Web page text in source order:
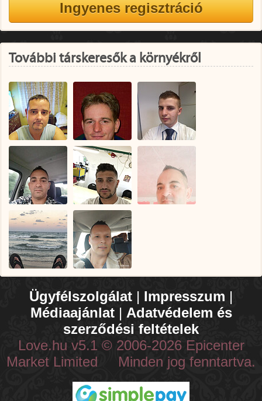
További társkeresők a környékről
Ügyfélszolgálat | Impresszum |
Médiaajánlat| Adatvédelem és
szerződési feltételek
Love.hu v5.1 © 2006-2026 Epicenter
Market Limited Minden jog fenntartva.